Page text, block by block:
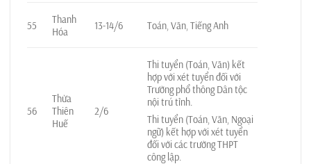
55
Thanh
Hóa
13-14/6 Toán, Văn, Tiếng Anh
56
Thừa
Thiên
Huế
2/6
Thi tuyển (Toán, Văn) kết
hợp với xét tuyển đối với
Trường phổ thông Dân tộc
nội trú tỉnh.
Thi tuyển (Toán, Văn, Ngoại
ngữ) kết hợp với xét tuyển
đối với các trường THPT
công lập.